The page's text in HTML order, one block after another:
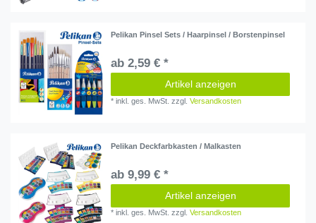
Pelikan Pinsel Sets / Haarpinsel / Borstenpinsel
ab 2,59 € *
Artikel anzeigen
*inkl. ges. MwSt. zzgl.Versandkosten
Pelikan Deckfarbkasten / Malkasten
ab 9,99 € *
Artikel anzeigen
*inkl. ges. MwSt. zzgl.Versandkosten